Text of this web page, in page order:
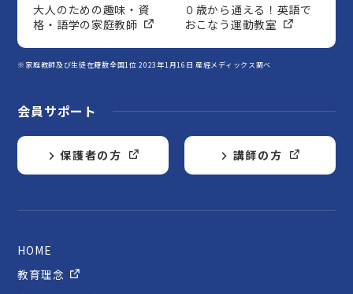
大人のための趣味・資
格・語学の家庭教師
０歳から通える！英語で
おこなう運動教室
※家庭教師及び生徒在籍数全国1位 2023年1月16日 産經メディックス調べ
会員サポート
保護者の方 講師の方
HOME
教育理念